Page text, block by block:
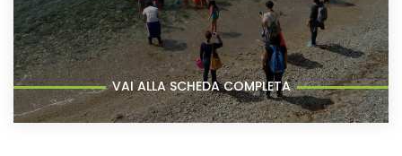
VAI ALLA SCHEDA COMPLETA